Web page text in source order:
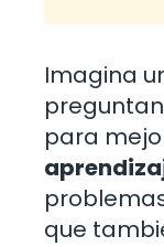
Imagina
para
que